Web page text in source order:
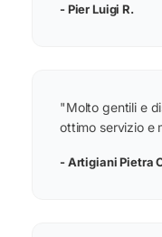
- Pier Luigi R.
"Molto gentili e
ottimo servizio e
- Artigiani Pietra